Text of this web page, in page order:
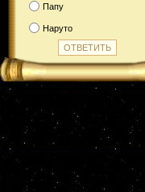
Папу
Наруто